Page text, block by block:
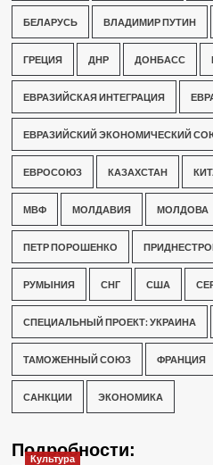
БЕЛАРУСЬ ВЛАДИМИР ПУТИН
ГРЕЦИЯ ДНР ДОНБАСС
ЕВРАЗИЙСКАЯ ИНТЕГРАЦИЯ
ЕВРАЗИЙСКИЙ ЭКОНОМИЧЕСКИЙ
ЕВРОСОЮЗ КАЗАХСТАН
МВФ МОЛДАВИЯ МОЛДОВА
ПЕТР ПОРОШЕНКО
РУМЫНИЯ СНГ США
СПЕЦИАЛЬНЫЙ ПРОЕКТ: УКРАИНА
ТАМОЖЕННЫЙ СОЮЗ ФРАНЦИЯ
САНКЦИИ ЭКОНОМИКА
Подробности:
Культура